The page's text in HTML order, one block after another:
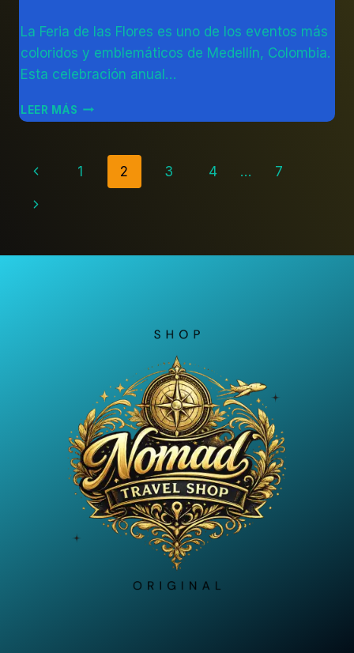
|Diego
Otálvaro
La Feria de las Flores es uno de los eventos más
coloridos y emblemáticos de Medellín, Colombia.
Esta celebración anual…
LEER MÁS FERIA
DE
MEDELLÍN,
COLOMBIA
Navegación
De
Página
Página
anterior
1 2 3 4 … 7
Siguiente